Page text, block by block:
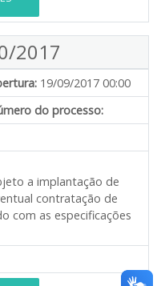
2017
19/09/2017 00:00
do processo:
a implantação de
contratação de
com as especificações